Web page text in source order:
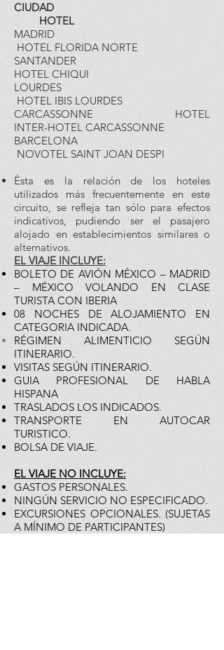
CIUDAD
HOTEL
MADRID
HOTEL FLORIDA NORTE
SANTANDER
HOTEL CHIQUI
LOURDES
HOTEL IBIS LOURDES
CARCASSONNE HOTEL
INTER-HOTEL CARCASSONNE
BARCELONA
NOVOTEL SAINT JOAN DESPI
Ésta es la relación de los hoteles
utilizados más frecuentemente en este
circuito, se refleja tan sólo para efectos
indicativos, pudiendo ser el pasajero
alojado en establecimientos similares o
alternativos.
EL VIAJE INCLUYE:
BOLETO DE AVIÓN MÉXICO – MADRID
– MÉXICO VOLANDO EN CLASE
TURISTA CON IBERIA
08 NOCHES DE ALOJAMIENTO EN
CATEGORIA INDICADA.
RÉGIMEN ALIMENTICIO SEGÚN
ITINERARIO.
VISITAS SEGÚN ITINERARIO.
GUIA PROFESIONAL DE HABLA
HISPANA
TRASLADOS LOS INDICADOS.
TRANSPORTE EN AUTOCAR
TURISTICO.
BOLSA DE VIAJE.
EL VIAJE NO INCLUYE:
GASTOS PERSONALES.
NINGÚN SERVICIO NO ESPECIFICADO.
EXCURSIONES OPCIONALES. (SUJETAS
A MÍNIMO DE PARTICIPANTES)